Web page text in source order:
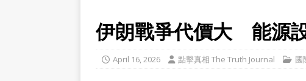
伊朗戰爭代價大 能源
April 16, 2026 點擊真相 The Truth Journal 國